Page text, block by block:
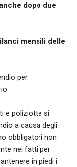
dopo due
mensili delle
per
e poliziotte si
a causa degli
obbligatori non
nei fatti per
in piedi i